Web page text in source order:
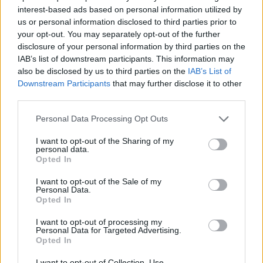
interest-based ads based on personal information utilized by
us or personal information disclosed to third parties prior to
your opt-out. You may separately opt-out of the further
disclosure of your personal information by third parties on the
IAB’s list of downstream participants. This information may
also be disclosed by us to third parties on the IAB’s List of
Downstream Participants that may further disclose it to other
Personal Data Processing Opt Outs
I want to opt-out of the Sharing of my
personal data.
Opted In
I want to opt-out of the Sale of my
Personal Data.
Opted In
I want to opt-out of processing my
Personal Data for Targeted Advertising.
Opted In
Kuinka nopeasti Rhode Islandissa tulee
pimeä
Rhode Islandissa on hämärää vielä31 minuuttia
auringonlaskun jälkeen ja aamu alkaa sarastaa saman
verran ennen auringonnousua. Auringon laskettua Rhode
Islandissa tulee pimeä nopeammin kuin Suomessa, ero
Etelä-Suomeen on 26 minuuttia. Yleisesti ottaen, hämärän
aika on sitä lyhyempi, mitä lähempänä päiväntasaajaa
Kesä- ja talviaika
Vuonna 2026 Rhode Islandissa siirrytään kesäaikaan8.
maaliskuuta, ja takaisin talviaikaan palataan
marraskuuta. Kelloja siirretään kesäajan takia 1 tunnilla.